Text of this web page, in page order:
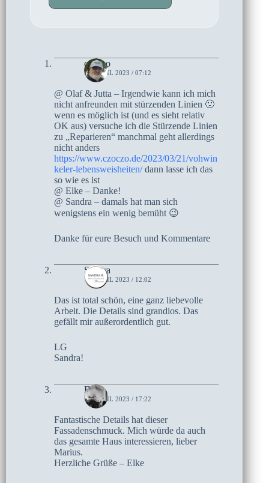
czoczo
18. APRIL 2023 / 07:12
@ Olaf & Jutta – Irgendwie kann ich mich
nicht anfreunden mit stürzenden Linien 🙁
wenn es möglich ist (und es sieht relativ
OK aus) versuche ich die Stürzende Linien
zu „Reparieren“ manchmal geht allerdings
nicht anders
https://www.czoczo.de/2023/03/21/vohwin
keler-lebensweisheiten/dann lasse ich das
so wie es ist
@ Elke – Danke!
@ Sandra – damals hat man sich
wenigstens ein wenig bemüht 😉
Danke für eure Besuch und Kommentare
Sandra
11. APRIL 2023 / 12:02
Das ist total schön, eine ganz liebevolle
Arbeit. Die Details sind grandios. Das
gefällt mir außerordentlich gut.
LG
Sandra!
Elke
10. APRIL 2023 / 17:22
Fantastische Details hat dieser
Fassadenschmuck. Mich würde da auch
das gesamte Haus interessieren, lieber
Marius.
Herzliche Grüße – Elke